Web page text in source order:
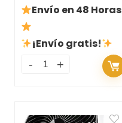
Envío en 48 Horas
¡Envío gratis!